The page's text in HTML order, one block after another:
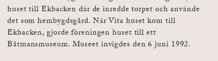
huset till Ekbacken där de inredde torpet och använde
det som hembygdsgård. När Vita huset kom till
Ekbacken, gjorde föreningen huset till ett
Båtmansmuseum. Museet invigdes den 6 juni 1992.